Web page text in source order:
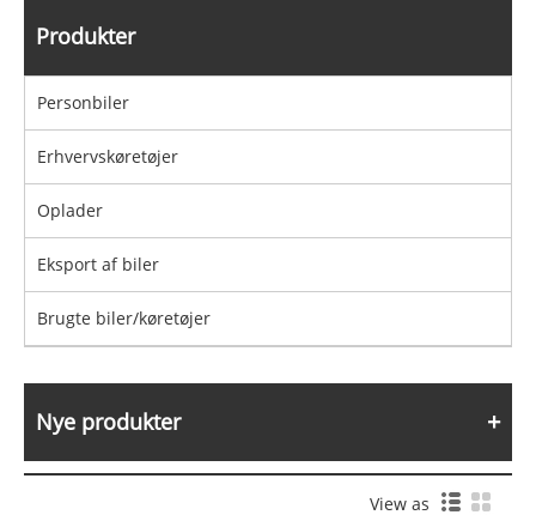
Produkter
Personbiler
Erhvervskøretøjer
Oplader
Eksport af biler
Brugte biler/køretøjer
Nye produkter
View as